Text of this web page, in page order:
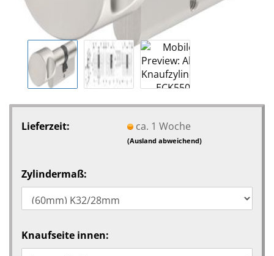
Lieferzeit: ca. 1 Woche
(Ausland abweichend)
Zylindermaß:
Knaufseite innen: